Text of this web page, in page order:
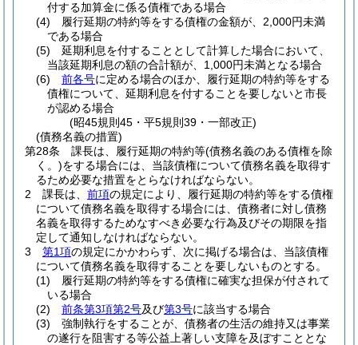
付する加算金に係る債権である場合
(4)
履行延期の特約等をする債権の金額が、2,000円未満
である場合
(5)
延期利息を付することとして計算した場合において、
当該延期利息の額の合計額が、1,000円未満となる場合
(6)
前各号に定める場合のほか、履行延期の特約等をする
債権について、延期利息を付することを要しないと市長
が認める場合
(昭45規則45・平5規則39・一部改正)
(債務名義の措置)
第28条
課長は、履行延期の特約等(債務名義のある債権を除
く。)をする場合には、当該債権について債務名義を取得す
るため必要な措置をとらなければならない。
2
課長は、 前項の規定により、履行延期の特約等をする債権
について債務名義を取得する場合には、債務者に対し債務
名義を取得するためなすべき必要な行為及びその期限を指
定して通知しなければならない。
3
第1項の規定にかかわらず、次に掲げる場合は、当該債権
について債務名義を取得することを要しないものとする。
(1)
履行延期の特約等をする債権に確実な担保が付されて
いる場合
(2)
前条第3項第2号及び第3号に該当する場合
(3)
強制執行をすることが、債務者の生活の維持又は事業
の遂行を阻害する等公益上著しい支障を及ぼすこととな